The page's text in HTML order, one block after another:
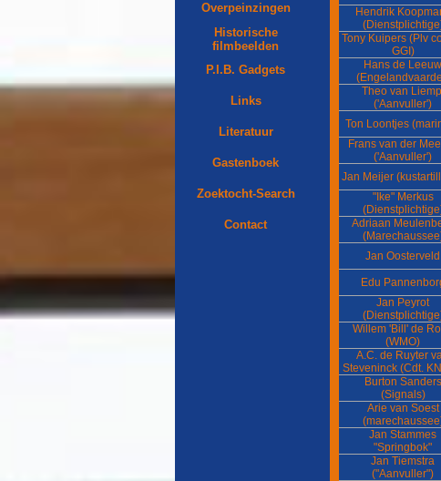
Overpeinzingen
Historische
filmbeelden
P.I.B. Gadgets
Links
Literatuur
Gastenboek
Zoektocht-Search
Contact
Hendrik
Tony Kuipers (Plv
GGI)
Hans de Leeuw
Theo van
('Aanvuller')
Ton Loontjes
Frans van der
('Aanvuller')
Jan Meijer
"Ike" Merkus
Adriaan
Jan Oosterveld
Edu
Jan Peyrot
Willem 'Bill' de
(WMO)
A.C. de Ruyter
Steveninck (Cdt.
Burton Sanders
(Signals)
Arie van Soest
Jan Stammes
"Springbok"
Jan Tiemstra
("Aanvuller")